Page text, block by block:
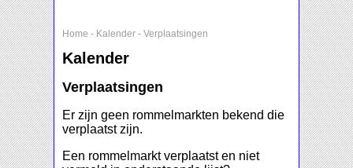
Home - Kalender - Verplaatsingen
Kalender
Verplaatsingen
Er zijn geen rommelmarkten bekend die
verplaatst zijn.
Een rommelmarkt verplaatst en niet